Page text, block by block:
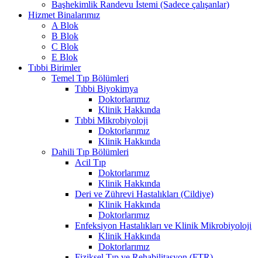
Başhekimlik Randevu İstemi (Sadece çalışanlar)
Hizmet Binalarımız
A Blok
B Blok
C Blok
E Blok
Tıbbi Birimler
Temel Tıp Bölümleri
Tıbbi Biyokimya
Doktorlarımız
Klinik Hakkında
Tıbbi Mikrobiyoloji
Doktorlarımız
Klinik Hakkında
Dahili Tıp Bölümleri
Acil Tıp
Doktorlarımız
Klinik Hakkında
Deri ve Zührevi Hastalıkları (Cildiye)
Klinik Hakkında
Doktorlarımız
Enfeksiyon Hastalıkları ve Klinik Mikrobiyoloji
Klinik Hakkında
Doktorlarımız